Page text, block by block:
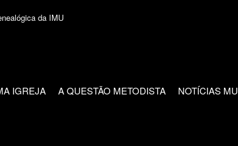
da IMU
IGREJA A QUESTÃO METODISTA NOTÍCIAS MU